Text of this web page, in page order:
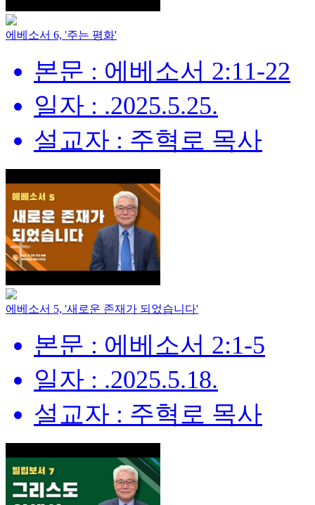
에베소서 6, '주는 평화'
본문 : 에베소서 2:11-22
일자 : .2025.5.25.
설교자 : 주혁로 목사
에베소서 5, '새로운 존재가 되었습니다'
본문 : 에베소서 2:1-5
일자 : .2025.5.18.
설교자 : 주혁로 목사